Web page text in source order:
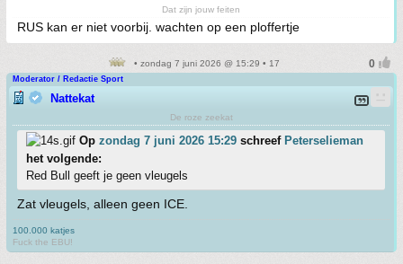
Dat zijn jouw feiten
RUS kan er niet voorbij. wachten op een ploffertje
• zondag 7 juni 2026 @ 15:29 • 17
Moderator / Redactie Sport
Nattekat
De roze zeekat
Op zondag 7 juni 2026 15:29 schreef Peterselieman
het volgende:
Red Bull geeft je geen vleugels
Zat vleugels, alleen geen ICE.
100.000 katjes
Fuck the EBU!